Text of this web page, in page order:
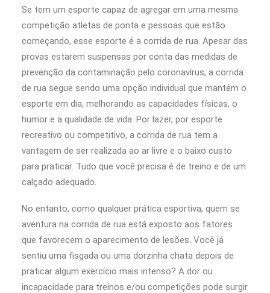
Se tem um esporte capaz de agregar em uma mesma
competição atletas de ponta e pessoas que estão
começando, esse esporte é a corrida de rua. Apesar das
provas estarem suspensas por conta das medidas de
prevenção da contaminação pelo coronavírus, a corrida
de rua segue sendo uma opção individual que mantém o
esporte em dia, melhorando as capacidades físicas, o
humor e a qualidade de vida. Por lazer, por esporte
recreativo ou competitivo, a corrida de rua tem a
vantagem de ser realizada ao ar livre e o baixo custo
para praticar. Tudo que você precisa é de treino e de um
calçado adequado.
No entanto, como qualquer prática esportiva, quem se
aventura na corrida de rua está exposto aos fatores
que favorecem o aparecimento de lesões. Você já
sentiu uma fisgada ou uma dorzinha chata depois de
praticar algum exercício mais intenso? A dor ou
incapacidade para treinos e/ou competições pode surgir